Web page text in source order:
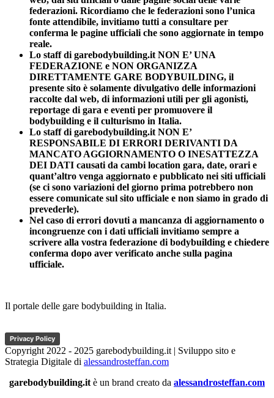
federazioni. Ricordiamo che le federazioni sono l’unica
fonte attendibile, invitiamo tutti a consultare per
conferma le pagine ufficiali che sono aggiornate in tempo
reale.
Lo staff di garebodybuilding.it NON E’ UNA
FEDERAZIONE e NON ORGANIZZA
DIRETTAMENTE GARE BODYBUILDING, il
presente sito è solamente divulgativo delle informazioni
raccolte dal web, di informazioni utili per gli agonisti,
reportage di gara e eventi per promuovere il
bodybuilding e il culturismo in Italia.
Lo staff di garebodybuilding.it NON E’
RESPONSABILE DI ERRORI DERIVANTI DA
MANCATO AGGIORNAMENTO O INESATTEZZA
DEI DATI causati da cambi location gara, date, orari e
quant’altro venga aggiornato e pubblicato nei siti ufficiali
(se ci sono variazioni del giorno prima potrebbero non
essere comunicate sul sito ufficiale e non siamo in grado di
prevederle).
Nel caso di errori dovuti a mancanza di aggiornamento o
incongruenze con i dati ufficiali invitiamo sempre a
scrivere alla vostra federazione di bodybuilding e chiedere
conferma dopo aver verificato anche sulla pagina
ufficiale.
Il portale delle gare bodybuilding in Italia.
Privacy Policy
Copyright 2022 - 2025 garebodybuilding.it | Sviluppo sito e
Strategia Digitale di alessandrosteffan.com
garebodybuilding.it è un brand creato da alessandrosteffan.com